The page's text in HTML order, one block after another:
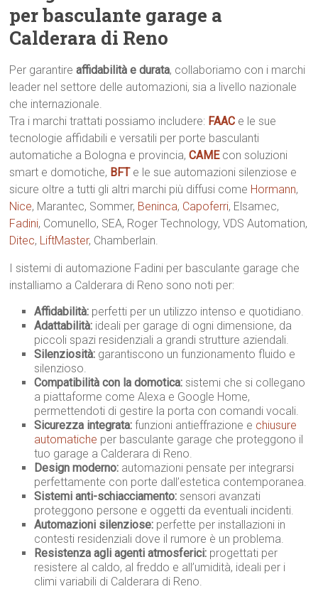
per basculante garage a
Calderara di Reno
Per garantireaffidabilità e durata, collaboriamo con i marchi
leader nel settore delle automazioni, sia a livello nazionale
che internazionale.
Tra i marchi trattati possiamo includere: FAAC e le sue
tecnologie affidabili e versatili per porte basculanti
automatiche a Bologna e provincia,CAME con soluzioni
smart e domotiche, BFT e le sue automazioni silenziose e
sicure oltre a tutti gli altri marchi più diffusi come Hormann,
Nice, Marantec, Sommer, Beninca, Capoferri, Elsamec,
Fadini, Comunello, SEA, Roger Technology, VDS Automation,
Ditec, LiftMaster, Chamberlain.
I sistemi di automazione Fadini per basculante garage che
installiamo a Calderara di Reno sono noti per:
Affidabilità: perfetti per un utilizzo intenso e quotidiano.
Adattabilità: ideali per garage di ogni dimensione, da
piccoli spazi residenziali a grandi strutture aziendali.
Silenziosità: garantiscono un funzionamento fluido e
silenzioso.
Compatibilità con la domotica: sistemi che si collegano
a piattaforme come Alexa e Google Home,
permettendoti di gestire la porta con comandi vocali.
Sicurezza integrata: funzioni antieffrazione e chiusure
automatiche per basculante garage che proteggono il
tuo garage a Calderara di Reno.
Design moderno: automazioni pensate per integrarsi
perfettamente con porte dall’estetica contemporanea.
Sistemi anti-schiacciamento: sensori avanzati
proteggono persone e oggetti da eventuali incidenti.
Automazioni silenziose: perfette per installazioni in
contesti residenziali dove il rumore è un problema.
Resistenza agli agenti atmosferici: progettati per
resistere al caldo, al freddo e all’umidità, ideali per i
climi variabili di Calderara di Reno.